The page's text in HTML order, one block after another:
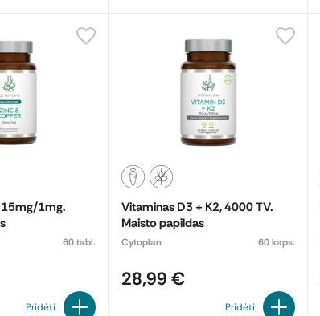
15mg/1mg.
60 tabl.
Pridėti
Vitaminas D3 + K2, 4000 TV.
Maisto papildas
Cytoplan 60 kaps.
28,99 €
Pridėti